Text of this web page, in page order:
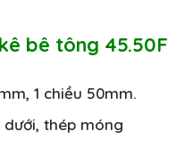
bê tông 45.50F
1 chiều 50mm.
dưới, thép móng